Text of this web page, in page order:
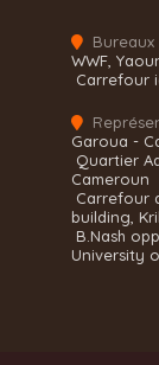
Bureaux
WWF,
Carrefour
Garoua -
Quartier
Cameroun
Carrefour
building,
B.Nash
University